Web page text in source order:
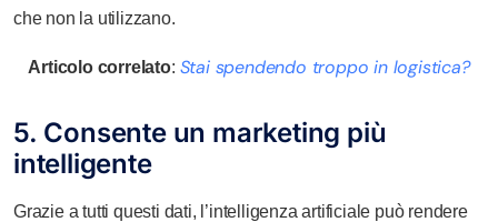
che non la utilizzano.
Articolo correlato: Stai spendendo troppo in logistica?
5. Consente un marketing più
intelligente
Grazie a tutti questi dati, l’intelligenza artificiale può rendere